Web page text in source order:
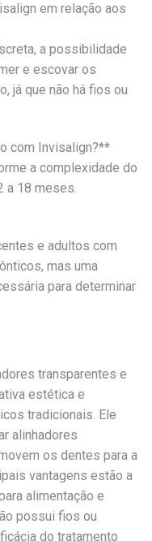
em relação aos
a possibilidade
e escovar os
já que não há fios ou
com Invisalign?**
a complexidade do
a 18 meses.
e adultos com
mas uma
para determinar
transparentes e
estética e
tradicionais. Ele
alinhadores
os dentes para a
vantagens estão a
alimentação e
possui fios ou
do tratamento